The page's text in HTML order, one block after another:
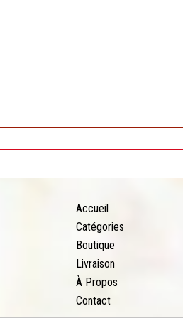
Accueil
Catégories
Boutique
Livraison
À Propos
Contact